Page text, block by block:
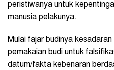
peristiwanya untuk
manusia pelakunya.
Mulai fajar budinya
pemakaian budi untuk
datum/fakta kebenaran